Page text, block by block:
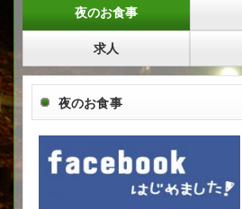
夜のお食事
求人
夜のお食事